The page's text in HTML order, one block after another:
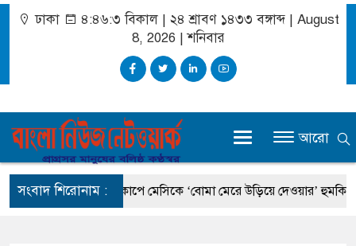
ঢাকা ৪:৪৬:৪ বিকাল| ২৪ শ্রাবণ ১৪৩৩ বঙ্গাব্দ | August
8, 2026 |শনিবার
আরো
সংবাদ শিরোনাম :
বিশ্বকাপে মেসিকে ‘বোমা মেরে উড়িয়ে দেওয়ার’ হুমকি,